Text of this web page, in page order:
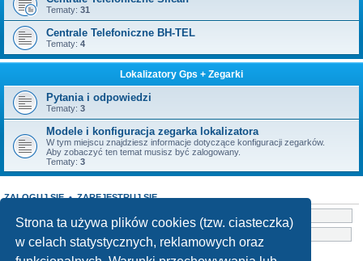
Strona ta używa plików cookies (tzw. ciasteczka)
w celach statystycznych, reklamowych oraz
Tematy: 31
Centrale Telefoniczne BH-TEL
Tematy: 4
Lokalizatory Gps + Zegarki
Pytania i odpowiedzi
Tematy: 3
Modele i konfiguracja zegarka lokalizatora
W tym miejscu znajdziesz informacje dotyczące konfiguracji zegarków.
Aby zobaczyć ten temat musisz być zalogowany.
Tematy: 3
ZALOGUJ SIĘ•ZAREJESTRUJ SIĘ